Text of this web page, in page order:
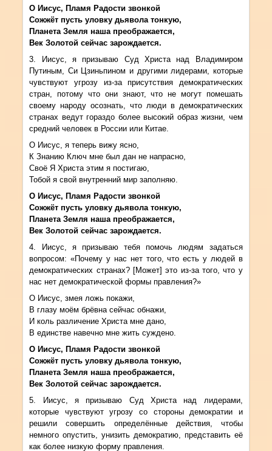
О Иисус, Пламя Радости звонкой
Сожжёт пусть уловку дьявола тонкую,
Планета Земля наша преображается,
Век Золотой сейчас зарождается.
3. Иисус, я призываю Суд Христанад Владимиром
Путиным, Си Цзиньпином и другими лидерами , которые
чувствуют угрозу из-за присутствия демократических
стран, потому что они знают, что не могут помешать
своему народу осознать, что люди в демократических
странах ведут гораздо более высокий образ жизни, чем
средний человек в России или Китае.
О Иисус, я теперь вижу ясно,
К Знанию Ключ мне был дан не напрасно,
Своё Я Христа этим я постигаю,
Тобой я свой внутренний мир заполняю.
О Иисус, Пламя Радости звонкой
Сожжёт пусть уловку дьявола тонкую,
Планета Земля наша преображается,
Век Золотой сейчас зарождается.
4. Иисус, я призываю тебя помочь людям задаться
вопросом: «Почему у нас нет того, что есть у людей в
демократических странах? [Может] это из-за того, что у
нас нет демократической формы правления?»
О Иисус, змея ложь покажи,
В глазу моём брёвна сейчас обнажи,
И коль различение Христа мне дано,
В единстве навечно мне жить суждено.
О Иисус, Пламя Радости звонкой
Сожжёт пусть уловку дьявола тонкую,
Планета Земля наша преображается,
Век Золотой сейчас зарождается.
5. Иисус, я призываю Суд Христа над лидерами,
которые чувствуют угрозу со стороны демократии и
решили совершить определённые действия, чтобы
немного опустить, унизить демократию, представить её
как более низкую форму правления.